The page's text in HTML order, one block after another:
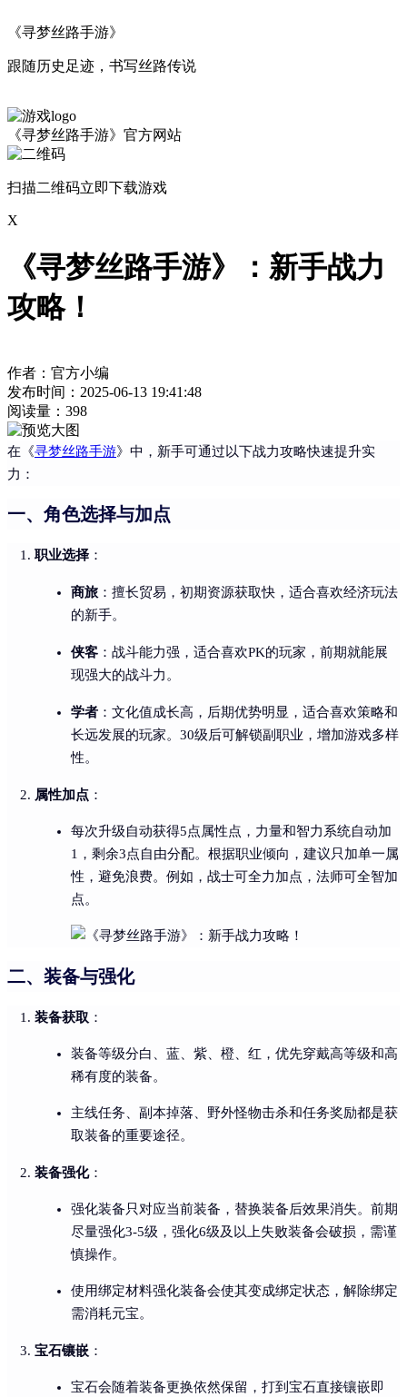
《寻梦丝路手游》
跟随历史足迹，书写丝路传说
《寻梦丝路手游》官方网站
扫描二维码立即下载游戏
X
《寻梦丝路手游》：新手战力
攻略！
作者：官方小编
发布时间：2025-06-13 19:41:48
阅读量： 398
在《寻梦丝路手游》中，新手可通过以下战力攻略快速提升实
力：
一、角色选择与加点
职业选择 ：
商旅 ：擅长贸易，初期资源获取快，适合喜欢经济玩法
的新手。
侠客 ：战斗能力强，适合喜欢PK的玩家，前期就能展
现强大的战斗力。
学者 ：文化值成长高，后期优势明显，适合喜欢策略和
长远发展的玩家。30级后可解锁副职业，增加游戏多样
性。
属性加点 ：
每次升级自动获得5点属性点，力量和智力系统自动加
1，剩余3点自由分配。根据职业倾向，建议只加单一属
性，避免浪费。例如，战士可全力加点，法师可全智加
点。
二、装备与强化
装备获取 ：
装备等级分白、蓝、紫、橙、红，优先穿戴高等级和高
稀有度的装备。
主线任务、副本掉落、野外怪物击杀和任务奖励都是获
取装备的重要途径。
装备强化：
强化装备只对应当前装备，替换装备后效果消失。前期
尽量强化3-5级，强化6级及以上失败装备会破损，需谨
慎操作。
使用绑定材料强化装备会使其变成绑定状态，解除绑定
需消耗元宝。
宝石镶嵌 ：
宝石会随着装备更换依然保留，打到宝石直接镶嵌即